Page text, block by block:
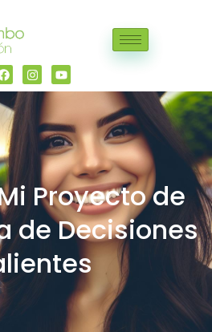
Proyecto de
de Decisiones